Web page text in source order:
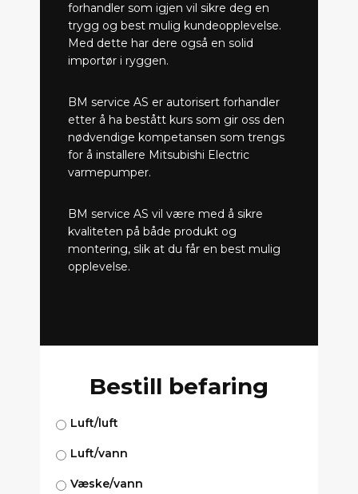
forhandler som igjen vil sikre deg en
trygg og best mulig kundeopplevelse.
Med dette har dere også en solid
importør i ryggen.
BM service AS er autorisert forhandler
etter å ha bestått kurs som gir oss den
nødvendige kompetansen som trengs
for å installere Mitsubishi Electric
varmepumper.
BM service AS vil være med å sikre
kvaliteten på både produkt og
montering, slik at du får en best mulig
opplevelse.
Bestill befaring
Luft/luft
Luft/vann
Væske/vann